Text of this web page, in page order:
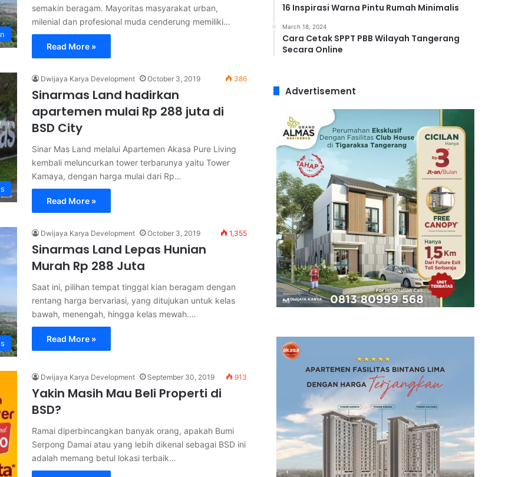
semakin beragam. Mayoritas masyarakat urban,
milenial dan profesional muda cenderung memiliki…
Read More »
Dwijaya Karya Development October 3, 2019 386
Sinarmas Land hadirkan
apartemen mulai Rp 288 juta di
BSD City
Sinar Mas Land melalui Apartemen Akasa Pure Living
kembali meluncurkan tower terbarunya yaitu Tower
Kamaya, dengan harga mulai dari Rp…
Read More »
Dwijaya Karya Development October 3, 2019 1,355
Sinarmas Land Lepas Hunian
Murah Rp 288 Juta
Saat ini, pilihan tempat tinggal kian beragam dengan
rentang harga bervariasi, yang ditujukan untuk kelas
bawah, menengah, hingga kelas mewah.…
Read More »
Dwijaya Karya Development September 30, 2019 913
Yakin Masih Mau Beli Properti di
BSD?
Ramai diperbincangkan banyak orang, apakah Bumi
Serpong Damai atau yang lebih dikenal sebagai BSD ini
adalah memang betul lokasi terbaik…
16 Inspirasi Warna Pintu Rumah Minimalis
March 18, 2024
Cara Cetak SPPT PBB Wilayah Tangerang
Secara Online
Advertisement